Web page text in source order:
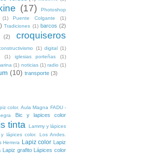
(17)
Photoshop
(1) Puente Colgante (1)
Tradiciones (1) barcos (2)
(2)
croquiseros
(1) digital
(1)
(1) iglesias porteñas
(1)
(1) noticias (1) radio (1)
(10) transporte (3)
color. Aula Magna FADU -
Bic y lapices color
tinta
Lammy y lápices
y lápices color. Los Andes.
Herrera Lapiz color
Lapiz
Lapiz grafito
Lápices color